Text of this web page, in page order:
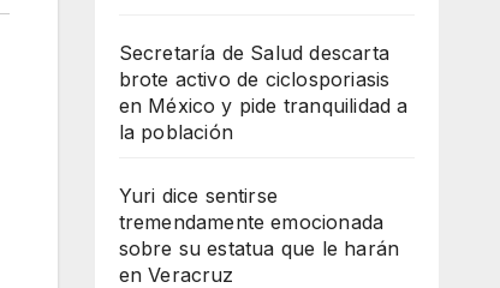
Secretaría de Salud descarta
brote activo de ciclosporiasis
en México y pide tranquilidad a
la población
Yuri dice sentirse
tremendamente emocionada
sobre su estatua que le harán
en Veracruz